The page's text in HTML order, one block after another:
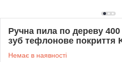
Ручна пила по дереву
зуб тефлонове покриття
Немає в наявності